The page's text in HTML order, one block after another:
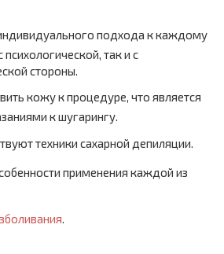
подхода к каждому
психологической, так и с
стороны.
кожу к процедуре, что является
к шугарингу.
техники сахарной депиляции.
применения каждой из
.